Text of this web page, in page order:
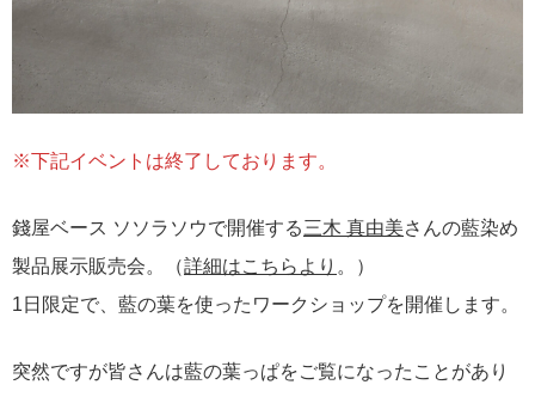
※下記イベントは終了しております。
錢屋ベース ソソラソウで開催する三木 真由美さんの藍染め
製品展示販売会。（詳細はこちらより 。）
1日限定で、藍の葉を使ったワークショップを開催します。
突然ですが皆さんは藍の葉っぱをご覧になったことがあり